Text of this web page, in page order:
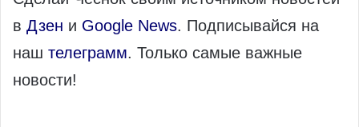
в Дзен и Google News. Подписывайся на
наш телеграмм. Только самые важные
новости!